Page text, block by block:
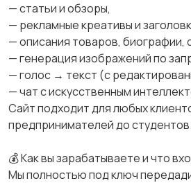
— статьи и обзоры,
— рекламные креативы и
— описания товаров, биографии,
— генерация изображений по
— голос → текст (с
— чат с искусственным
Сайт подходит для любых
предпринимателей до
💰 Как вы зарабатываете и что
Мы полностью под ключ